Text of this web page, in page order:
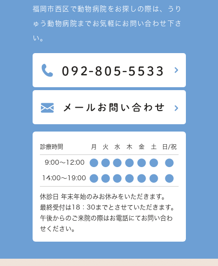
福岡市西区で動物病院をお探しの際は、うり
ゅう動物病院までお気軽にお問い合わせ下さ
い。
診療時間 月 火 水 木 金 土 日/祝
9:00～12:00 ● ● ● ● ● ● ●
14:00～19:00 ● ● ● ● ● ● ●
休診日 年末年始のみお休みをいただきます。
最終受付は18：30までとさせていただきます。
午後からのご来院の際はお電話にてお問い合わ
せください。